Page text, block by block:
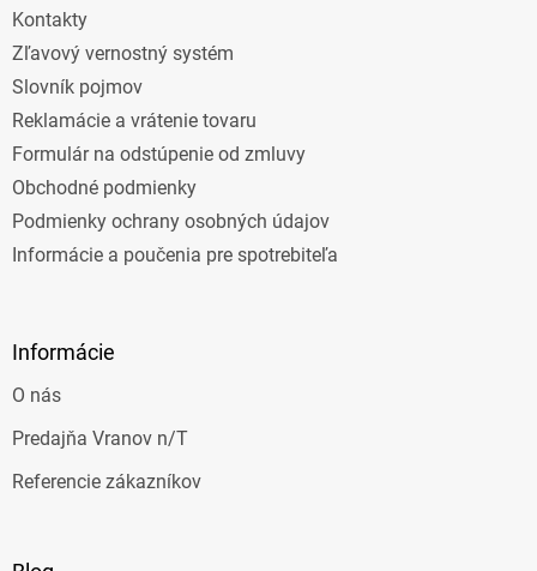
Kontakty
Zľavový vernostný systém
Slovník pojmov
Reklamácie a vrátenie tovaru
Formulár na odstúpenie od zmluvy
Obchodné podmienky
Podmienky ochrany osobných údajov
Informácie a poučenia pre spotrebiteľa
Informácie
O nás
Predajňa Vranov n/T
Referencie zákazníkov